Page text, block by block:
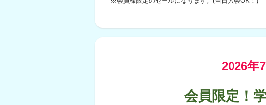
2026年
会員限定！